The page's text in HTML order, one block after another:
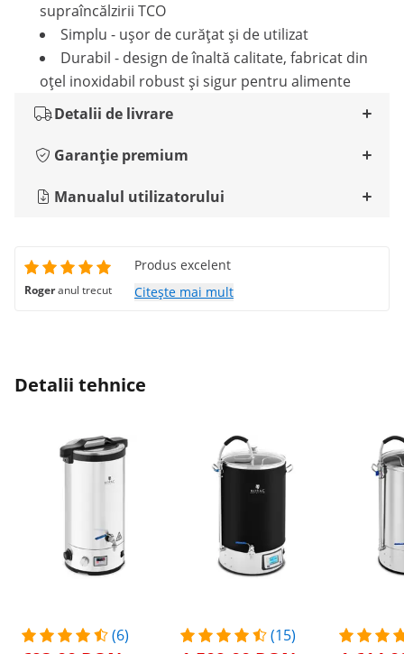
supraîncălzirii TCO
Simplu - ușor de curățat și de utilizat
Durabil - design de înaltă calitate, fabricat din
oțel inoxidabil robust și sigur pentru alimente
Detalii de livrare
Garanție premium
Manualul utilizatorului
Rogeranul trecut
Produs excelent
Citește mai mult
Detalii tehnice
(6) (15)